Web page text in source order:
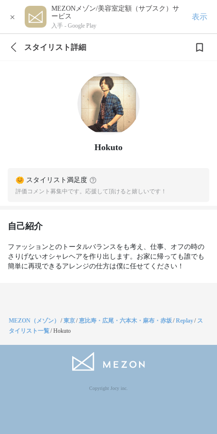
×
MEZONメゾン/美容室定額（サブスク）サ
ービス
入手 - Google Play
表示
スタイリスト詳細
Hokuto
スタイリスト満足度
評価コメント募集中です。応援して頂けると嬉しいです！
自己紹介
ファッションとのトータルバランスをも考え、仕事、オフの時の
さりげないオシャレヘアを作り出します。お家に帰っても誰でも
簡単に再現できるアレンジの仕方は僕に任せてください！
MEZON（メゾン） /東京/恵比寿・広尾・六本木・麻布・赤坂/Replay/ ス
タイリスト一覧/Hokuto
Copyright Jocy inc.